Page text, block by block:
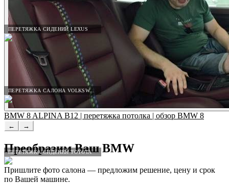
ПЕРЕТЯЖКА СИДЕНИЙ LEXUS
ПЕРЕТЯЖКА САЛОНА VOLKSWAGEN
ПЕРЕТЯЖКА СИДЕНИЙ TOYOTA
BMW 8 ALPINA B12 | перетяжка потолка | обзор BMW 8
← →
Преобразим ВашBMW
Пришлите фото салона — предложим решение, цену и срок
по Вашей машине.